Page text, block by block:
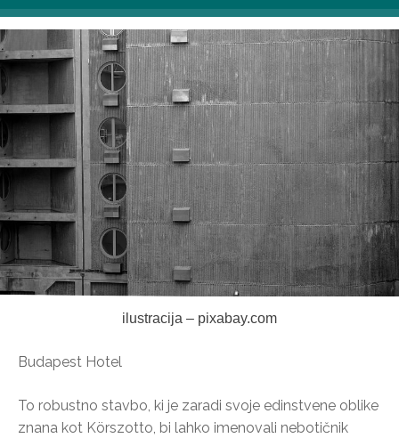
ilustracija – pixabay.com
Budapest Hotel
To robustno stavbo, ki je zaradi svoje edinstvene oblike
znana kot Körszotto, bi lahko imenovali nebotičnik